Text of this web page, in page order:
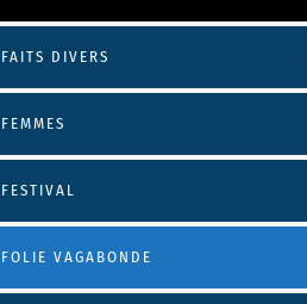
FAITS DIVERS
FEMMES
FESTIVAL
FOLIE VAGABONDE